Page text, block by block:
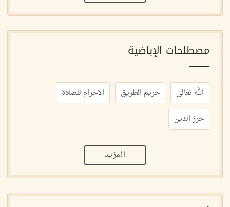
مصطلحات الإباضية
الله تعالى حريم الطريق
الاحرام للصلاة
حرز الدين
المزيد